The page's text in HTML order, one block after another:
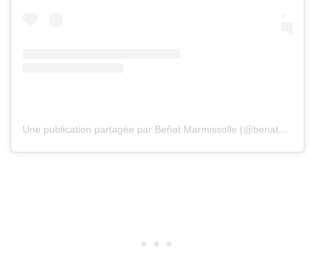
Une publication partagée par Beñat Marmissolle (@benatmarmissolle)